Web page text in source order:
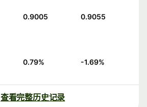
0.9005 0.9055
0.79% -1.69%
查看完整历史记录